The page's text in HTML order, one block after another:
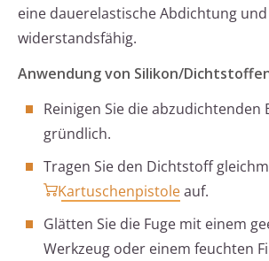
eine dauerelastische Abdichtung
widerstandsfähig.
Anwendung von Silikon/
Reinigen Sie die abzudichtenden
gründlich.
Tragen Sie den Dichtstoff
Kartuschenpistoleauf.
Glätten Sie die Fuge mit einem
Werkzeug oder einem feuchten